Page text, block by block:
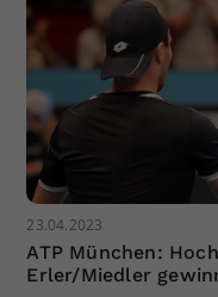
23.04.2023
ATP München:
Erler/Miedler